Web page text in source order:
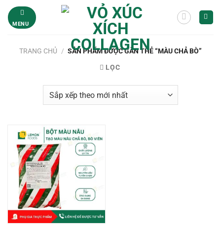
qua
MENU
TRANG CHỦ / SẢN PHẨM ĐƯỢC GẮN THẺ “MÀU CHẢ BÒ”
LỌC